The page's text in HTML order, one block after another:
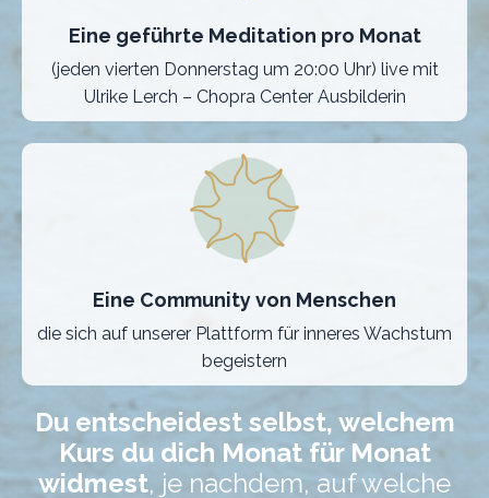
Eine geführte Meditation pro Monat
(jeden vierten Donnerstag um 20:00 Uhr) live mit
Ulrike Lerch – Chopra Center Ausbilderin
Eine Community von Menschen
die sich auf unserer Plattform für inneres Wachstum
begeistern
Du entscheidest selbst, welchem
Kurs du dich Monat für Monat
widmest, je nachdem, auf welche